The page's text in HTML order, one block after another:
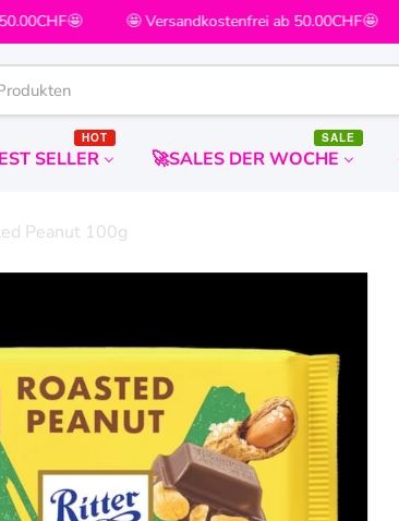
🤩 Versandkostenfrei ab 50.00CHF🤩
SELLER
HOT
🚀SALES DER WOCHE
SALE
Peanut 100g